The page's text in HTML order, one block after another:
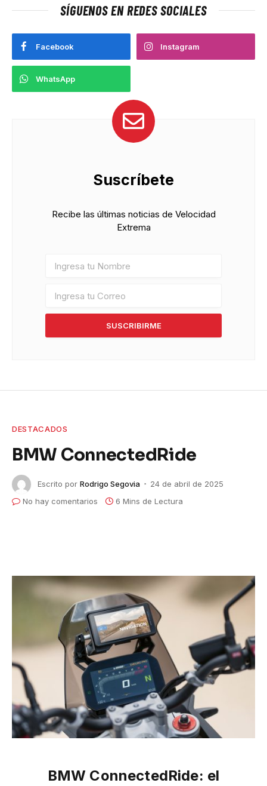
SÍGUENOS EN REDES SOCIALES
Facebook Instagram
WhatsApp
Suscríbete
Recibe las últimas noticias de Velocidad
Extrema
SUSCRIBIRME
DESTACADOS
BMW ConnectedRide
Escrito por Rodrigo Segovia
24 de abril de 2025
No hay comentarios
6 Mins de Lectura
BMW ConnectedRide: el